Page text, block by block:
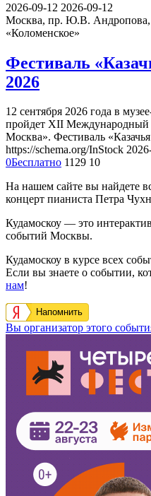
2026-09-12 2026-09-12
Москва, пр. Ю.В. Андропова,
«Коломенское»
Фестиваль
2026
12 сентября 2026 года в
пройдет XII Международный
Москва». Фестиваль
https://schema.org/InStock
0Бесплатно 1129 10
На нашем сайте вы найдете
концерт пианиста Петра
Кудамоскоу — это
событий Москвы.
Кудамоскоу в курсе всех
Если вы знаете о событии,
нам!
Напомнить
Вы организатор этого